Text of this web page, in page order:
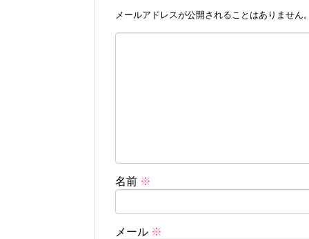
メールアドレスが公開されることはありません。
名前 ※
メール ※